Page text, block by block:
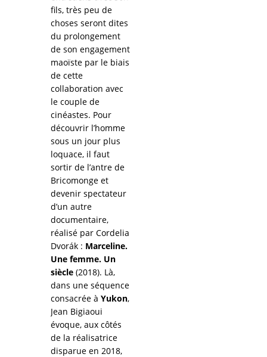
fils, très peu de
choses seront dites
du prolongement
de son engagement
maoïste par le biais
de cette
collaboration avec
le couple de
cinéastes. Pour
découvrir l’homme
sous un jour plus
loquace, il faut
sortir de l’antre de
Bricomonge et
devenir spectateur
d’un autre
documentaire,
réalisé par Cordelia
Dvorák : Marceline.
Une femme. Un
siècle (2018). Là,
dans une séquence
consacrée à Yukon,
Jean Bigiaoui
évoque, aux côtés
de la réalisatrice
disparue en 2018,